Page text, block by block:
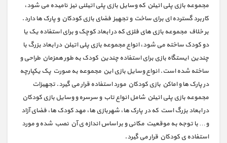
مجموعه بازی پلی اتیلن که وسایل بازی پلی اتیلنی نیز نامیده می شود،
کاربرد گسترده ای برای ساخت و تجهیز فضای بازی کودکان و پارک ها دارد.
بر خلاف مجموعه بازی های فلزی که در ابعاد کوچک و برای استفاده یک یا
دو کودک ساخته می شود، انواع مجموعه بازی پلی اتیلن در ابعاد بزرگ با
چندین ایستگاه بازی برای استفاده چندین کودک به طور همزمان طراحی و
ساخته شده است. انواع وسایل بازی این مجموعه به صورت پک یکپارچه
در پارک ها و اماکن بازی کودکان مورد استفاده قرار می گیرد. تجهیزات
مجموعه بازی پلی اتیلن شامل انواع تاب و سرسره و وسایل بازی کودکان
در ابعاد بزرگ است که در پارک ها، شهربازی ها، مهد کودک ها، فضای آزاد
و… با توجه به موقعیت مکانی و بر اساس اندازه ی آن نصب شده و مورد
استفاده ی کودکان قرار می گیرد.